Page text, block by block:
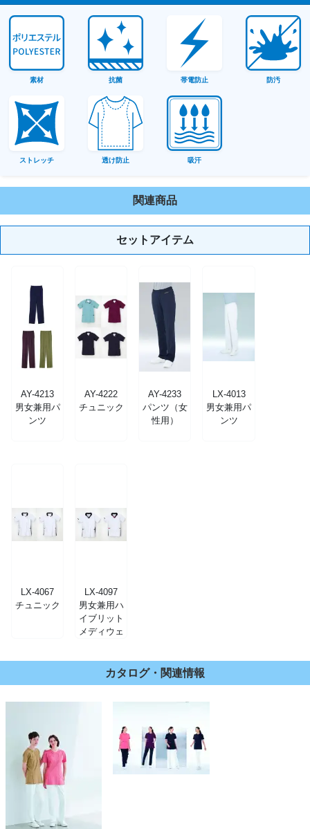
素材 抗菌 帯電防止 防汚
ストレッチ 透け防止 吸汗
関連商品
セットアイテム
AY-4213
男女兼用パ
ンツ
AY-4222
チュニック
AY-4233
パンツ（女
性用）
LX-4013
男女兼用パ
ンツ
LX-4067
チュニック
LX-4097
男女兼用ハ
イブリット
メディウェ
カタログ・関連情報